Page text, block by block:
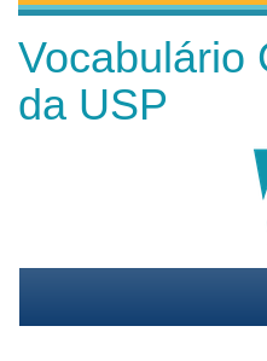
Vocabulário
da USP